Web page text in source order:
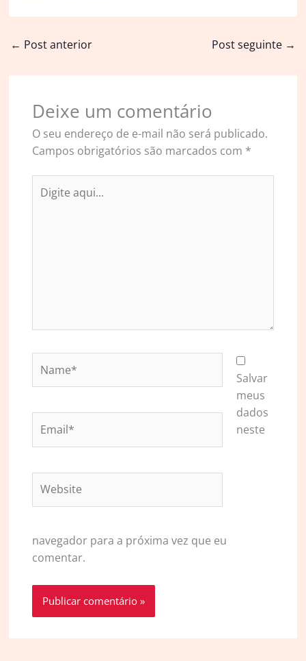
← Post anterior Post seguinte →
Deixe um comentário
O seu endereço de e-mail não será publicado.
Campos obrigatórios são marcados com *
aqui...
Salvar
meus
dados
neste
navegador para a próxima vez que eu
comentar.